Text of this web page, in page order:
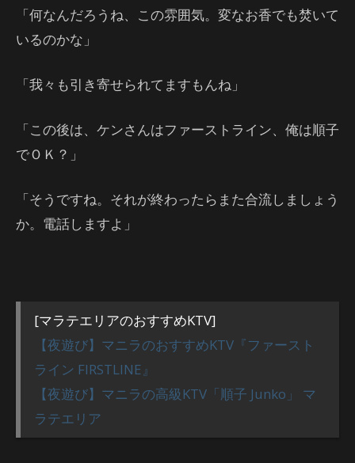
「何なんだろうね、この雰囲気。変なお香でも焚いて
いるのかな」
「我々も引き寄せられてますもんね」
「この後は、ケンさんはファーストライン、俺は順子
でＯＫ？」
「そうですね。それが終わったらまた合流しましょう
か。電話しますよ」
[マラテエリアのおすすめKTV]
【夜遊び】マニラのおすすめKTV『ファースト
ライン FIRSTLINE』
【夜遊び】マニラの高級KTV「順子 Junko」 マ
ラテエリア